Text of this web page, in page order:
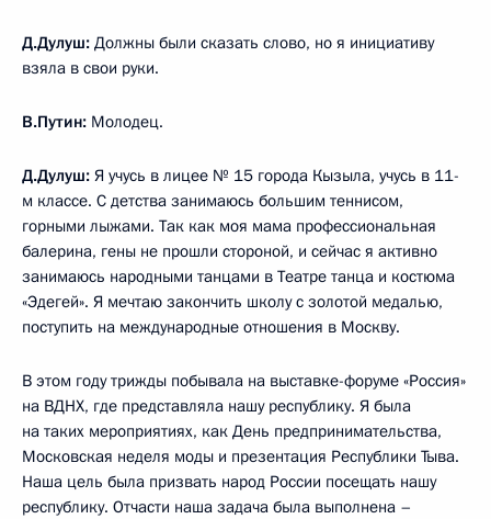
Д.Дулуш: Должны были сказать слово, но я инициативу
взяла в свои руки.
В.Путин: Молодец.
Д.Дулуш: Я учусь в лицее № 15 города Кызыла, учусь в 11-
м классе. С детства занимаюсь большим теннисом,
горными лыжами. Так как моя мама профессиональная
балерина, гены не прошли стороной, и сейчас я активно
занимаюсь народными танцами в Театре танца и костюма
«Эдегей». Я мечтаю закончить школу с золотой медалью,
поступить на международные отношения в Москву.
В этом году трижды побывала на выставке-форуме «Россия»
на ВДНХ, где представляла нашу республику. Я была
на таких мероприятиях, как День предпринимательства,
Московская неделя моды и презентация Республики Тыва.
Наша цель была призвать народ России посещать нашу
республику. Отчасти наша задача была выполнена –